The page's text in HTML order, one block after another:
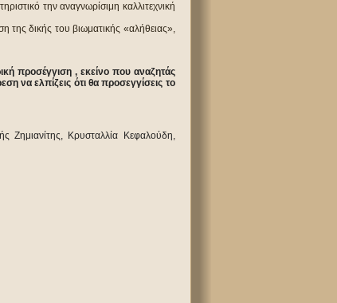
την αναγνωρίσιμη καλλιτεχνική
της δικής του βιωματικής «αλήθειας»,
προσέγγιση , εκείνο που αναζητάς
να ελπίζεις ότι θα προσεγγίσεις το
Ζημιανίτης, Κρυσταλλία Κεφαλούδη,